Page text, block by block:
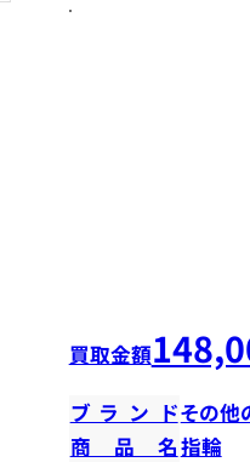
買取金額
ブランドその他
商品名指輪